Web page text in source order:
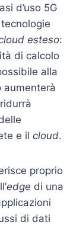
d’uso 5G
esteso:
di calcolo
alla
aumenterà
e il cloud.
proprio
edge di una
di dati